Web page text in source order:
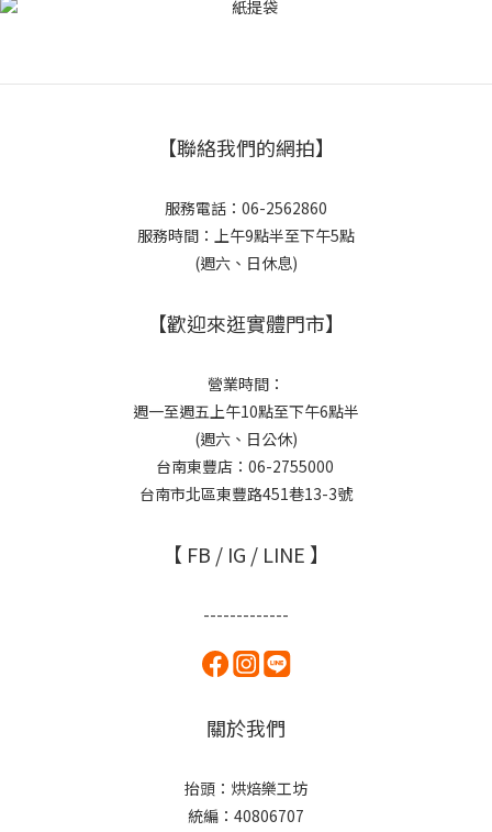
【聯絡我們的網拍】
服務電話：06-2562860
服務時間：上午9點半至下午5點
(週六、日休息)
【歡迎來逛實體門市】
營業時間：
週一至週五上午10點至下午6點半
(週六、日公休)
台南東豐店：06-2755000
台南市北區東豐路451巷13-3號
【 FB / IG / LINE 】
-------------
關於我們
抬頭：烘焙樂工坊
統編：40806707